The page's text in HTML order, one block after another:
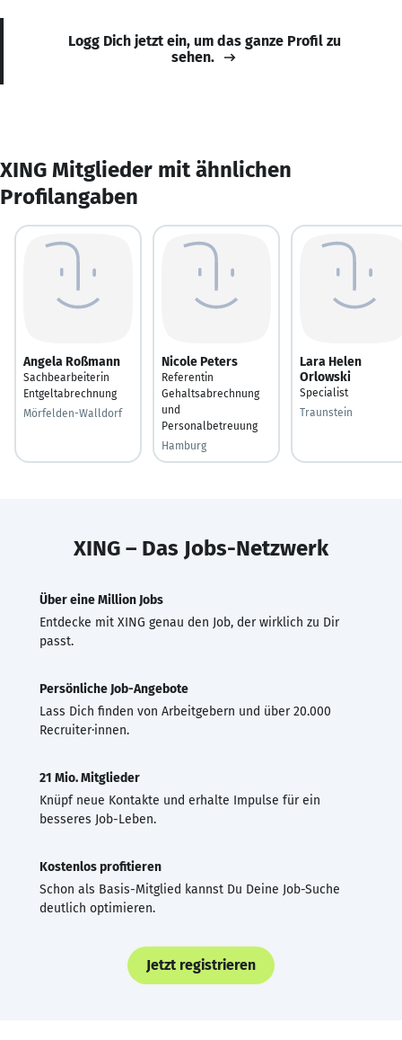
Logg Dich jetzt ein, um das ganze Profil zu
sehen.
XING Mitglieder mit ähnlichen
Profilangaben
Angela Roßmann
Sachbearbeiterin
Entgeltabrechnung
Mörfelden-Walldorf
Nicole Peters
Referentin
Gehaltsabrechnung
und
Personalbetreuung
Hamburg
Lara Helen
Orlowski
Specialist
Traunstein
XING – Das Jobs-Netzwerk
Über eine Million Jobs
Entdecke mit XING genau den Job, der wirklich zu Dir
passt.
Persönliche Job-Angebote
Lass Dich finden von Arbeitgebern und über 20.000
Recruiter·innen.
21 Mio. Mitglieder
Knüpf neue Kontakte und erhalte Impulse für ein
besseres Job-Leben.
Kostenlos profitieren
Schon als Basis-Mitglied kannst Du Deine Job-Suche
deutlich optimieren.
Jetzt registrieren